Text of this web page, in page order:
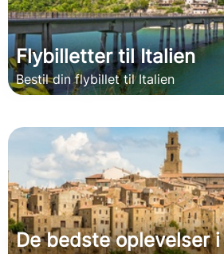
Flybilletter til Italien
Bestil din flybillet til Italien
De bedste oplevelser